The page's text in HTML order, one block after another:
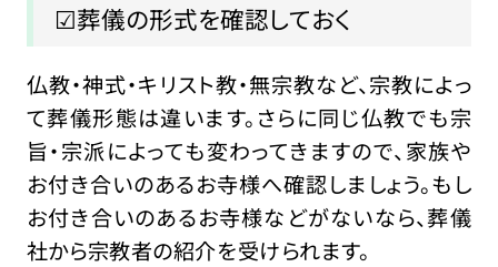
☑葬儀の形式を確認しておく
仏教・神式・キリスト教・無宗教など、宗教によっ
て葬儀形態は違います。さらに同じ仏教でも宗
旨・宗派によっても変わってきますので、家族や
お付き合いのあるお寺様へ確認しましょう。もし
お付き合いのあるお寺様などがないなら、葬儀
社から宗教者の紹介を受けられます。